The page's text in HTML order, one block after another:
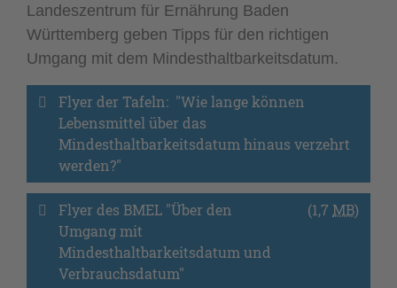
Landeszentrum für Ernährung Baden
Württemberg geben Tipps für den richtigen
Umgang mit dem Mindesthaltbarkeitsdatum.
Flyer der Tafeln:  "Wie lange können
Lebensmittel über das
Mindesthaltbarkeitsdatum hinaus verzehrt
werden?"
Flyer des BMEL "Über den
Umgang mit
Mindesthaltbarkeitsdatum und
Verbrauchsdatum"
(1,7 MB)